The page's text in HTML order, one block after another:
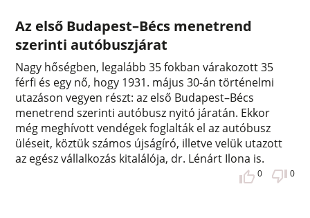
Az első Budapest–Bécs menetrend
szerinti autóbuszjárat
Nagy hőségben, legalább 35 fokban várakozott 35
férfi és egy nő, hogy 1931. május 30-án történelmi
utazáson vegyen részt: az első Budapest–Bécs
menetrend szerinti autóbusz nyitó járatán. Ekkor
még meghívott vendégek foglalták el az autóbusz
üléseit, köztük számos újságíró, illetve velük utazott
az egész vállalkozás kitalálója, dr. Lénárt Ilona is.
0 0